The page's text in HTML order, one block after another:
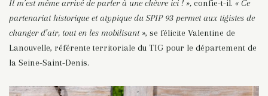
Il m’est même arrivé de parler à une chèvre ici ! », confie-t-il. « Ce
partenariat historique et atypique du SPIP 93 permet aux tigistes de
changer d’air, tout en les mobilisant », se félicite Valentine de
Lanouvelle, référente territoriale du TIG pour le département de
la Seine-Saint-Denis.